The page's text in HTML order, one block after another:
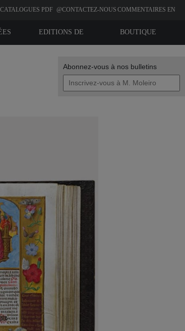
Abonnez-vous à nos bulletins
CATALOGUES PDF @CONTACTEZ-NOUS COMMENTAIRES EN
BOUTIQUE
EDITIONS DE